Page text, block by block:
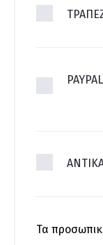
PAYPAL
Τα